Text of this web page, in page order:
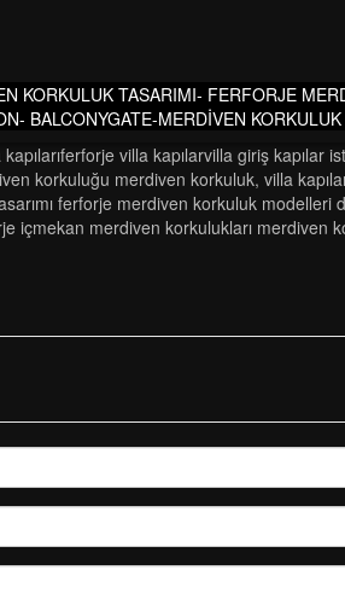
KORKULUK TASARIMI- FERFORJE
BALCONYGATE-MERDİVEN
kapilariferforje vi̇lla kapilarvi̇lla gi̇ri̇ş kapilar ist
korkuluğu merdi̇ven korkuluk, vi̇lla
ferforje merdi̇ven korkuluk
i̇çmekan merdi̇ven korkuluklari merdi̇ven